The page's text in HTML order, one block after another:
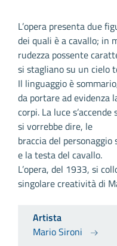
L’opera presenta due
dei quali è a cavallo; in
rudezza possente
si stagliano su un cielo
Il linguaggio è
da portare ad evidenza
corpi. La luce
si vorrebbe dire, le
braccia del
e la testa del cavallo.
L’opera, del 1933, si
singolare creatività di
Artista
Mario Sironi